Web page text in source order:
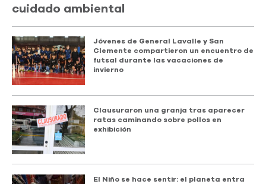
cuidado ambiental
Jóvenes de General Lavalle y San
Clemente compartieron un encuentro de
futsal durante las vacaciones de
invierno
Clausuraron una granja tras aparecer
ratas caminando sobre pollos en
exhibición
El Niño se hace sentir: el planeta entra